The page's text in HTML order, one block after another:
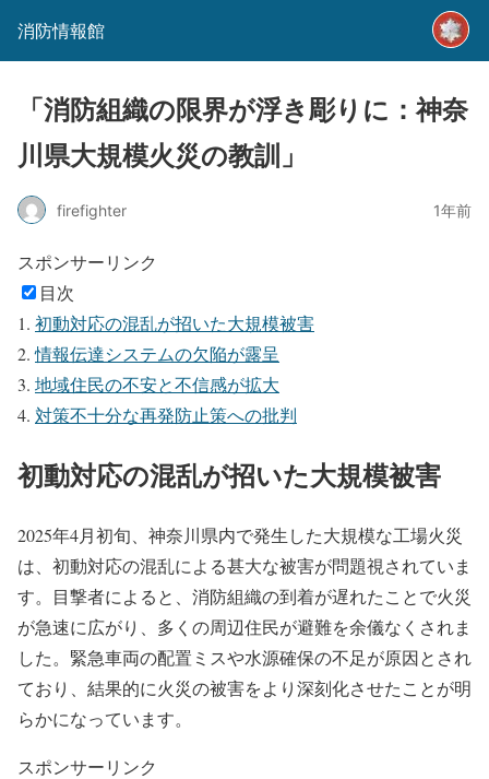
消防情報館
「消防組織の限界が浮き彫りに：神奈
川県大規模火災の教訓」
firefighter 1年前
スポンサーリンク
目次
初動対応の混乱が招いた大規模被害
情報伝達システムの欠陥が露呈
地域住民の不安と不信感が拡大
対策不十分な再発防止策への批判
初動対応の混乱が招いた大規模被害
2025年4月初旬、神奈川県内で発生した大規模な工場火災
は、初動対応の混乱による甚大な被害が問題視されていま
す。目撃者によると、消防組織の到着が遅れたことで火災
が急速に広がり、多くの周辺住民が避難を余儀なくされま
した。緊急車両の配置ミスや水源確保の不足が原因とされ
ており、結果的に火災の被害をより深刻化させたことが明
らかになっています。
スポンサーリンク